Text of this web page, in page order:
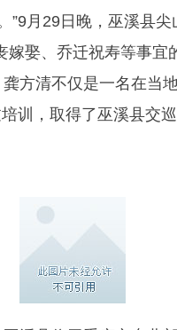
月29日晚，巫溪县
嫁娶、乔迁祝寿等事
方清不仅是一名在当
训，取得了巫溪县交巡